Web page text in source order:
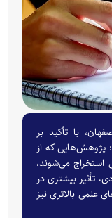
با تأکید بر
پژوهش‌هایی که از
می‌شوند،
تأثیر بیشتری در
علمی بالاتری نیز